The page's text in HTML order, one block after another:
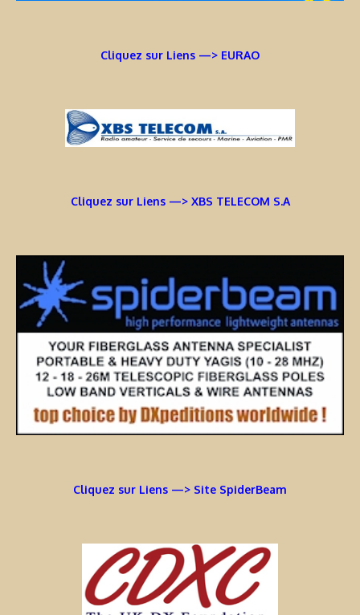
Cliquez sur Liens —> EURAO
Cliquez sur Liens —> XBS TELECOM S.A
Cliquez sur Liens —> Site SpiderBeam